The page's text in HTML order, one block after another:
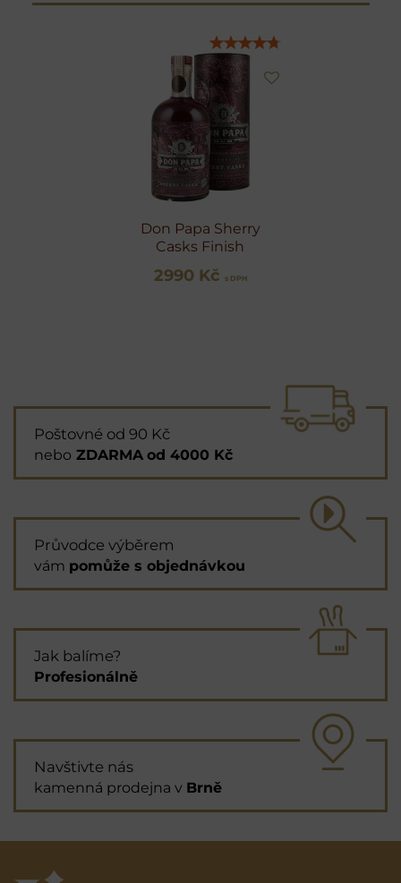
Don Papa Sherry
Casks Finish
2990 Kč s DPH
Poštovné od 90 Kč
nebo ZDARMA od 4000 Kč
Průvodce výběrem
vám pomůže s objednávkou
Jak balíme?
Profesionálně
Navštivte nás
kamenná prodejna v Brně